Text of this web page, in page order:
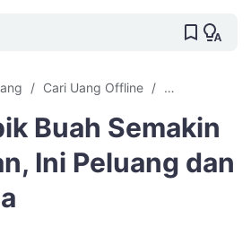
Cari Uang Offline Usaha Kripik
Buah Semakin
Ini Peluang dan